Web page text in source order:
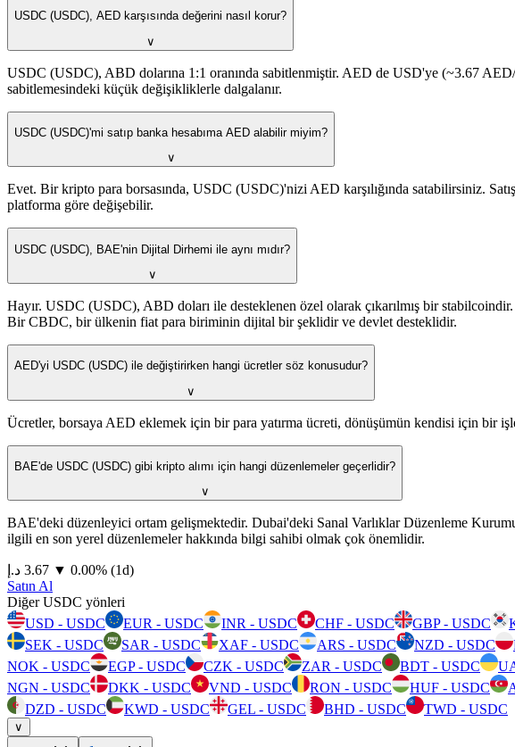
USDC (USDC), AED karşısında değerini nasıl korur?
∨
USDC (USDC), ABD dolarına 1:1 oranında sabitlenmiştir. AED de USD'ye (~3.67
sabitlemesindeki küçük değişikliklerle dalgalanır.
USDC (USDC)'mi satıp banka hesabıma AED alabilir miyim?
∨
Evet. Bir kripto para borsasında, USDC (USDC)'nizi AED karşılığında satabilirsiniz.
platforma göre değişebilir.
USDC (USDC), BAE'nin Dijital Dirhemi ile aynı mıdır?
∨
Hayır. USDC (USDC), ABD doları ile desteklenen özel olarak çıkarılmış bir
Bir CBDC, bir ülkenin fiat para biriminin dijital bir şeklidir ve devlet desteklidir.
AED'yi USDC (USDC) ile değiştirirken hangi ücretler söz konusudur?
∨
Ücretler, borsaya AED eklemek için bir para yatırma ücreti, dönüşümün kendisi için bir
BAE'de USDC (USDC) gibi kripto alımı için hangi düzenlemeler geçerlidir?
∨
BAE'deki düzenleyici ortam gelişmektedir. Dubai'deki Sanal Varlıklar Düzenleme
ilgili en son yerel düzenlemeler hakkında bilgi sahibi olmak çok önemlidir.
⁦د.إ⁩ 3.67 ▼ 0.00% (1d)
Satın Al
Diğer USDC yönleri
USD - USDC
EUR - USDC INR - USDC CHF - USDC GBP - USDC
SEK - USDC
SAR - USDC XAF - USDC ARS - USDC NZD - USDC
NOK - USDC
EGP - USDC CZK - USDC ZAR - USDC BDT - USDC
NGN - USDC
DKK - USDC VND - USDC RON - USDC HUF - USDC
DZD - USDC
KWD - USDC GEL - USDC BHD - USDC TWD - USDC
∨